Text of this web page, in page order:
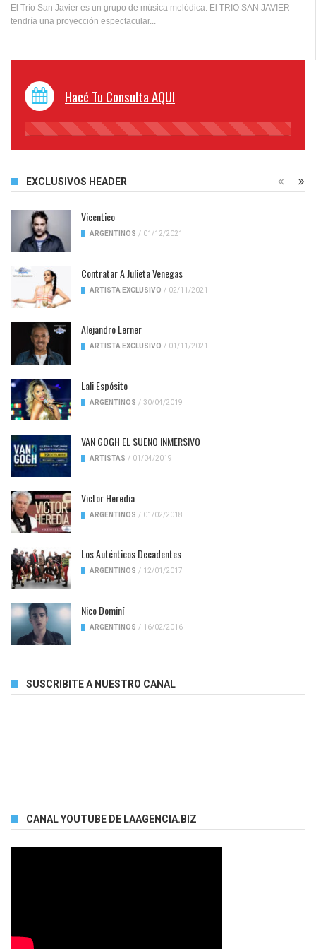
El Trío San Javier es un grupo de música melódica. El TRIO SAN JAVIER
tendría una proyección espectacular...
Hacé Tu Consulta AQUI
45%
EXCLUSIVOS HEADER
Vicentico
ARGENTINOS / 01/12/2021
Contratar A Julieta Venegas
ARTISTA EXCLUSIVO / 02/11/2021
Alejandro Lerner
ARTISTA EXCLUSIVO / 01/11/2021
Lali Espósito
ARGENTINOS / 30/04/2019
VAN GOGH EL SUENO INMERSIVO
ARTISTAS / 01/04/2019
Victor Heredia
ARGENTINOS / 01/02/2018
Los Auténticos Decadentes
ARGENTINOS / 12/01/2017
Nico Dominí
ARGENTINOS / 16/02/2016
SUSCRIBITE A NUESTRO CANAL
CANAL YOUTUBE DE LAAGENCIA.BIZ